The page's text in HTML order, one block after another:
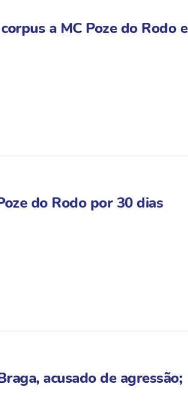
a MC Poze do Rodo e
do Rodo por 30 dias
acusado de agressão;